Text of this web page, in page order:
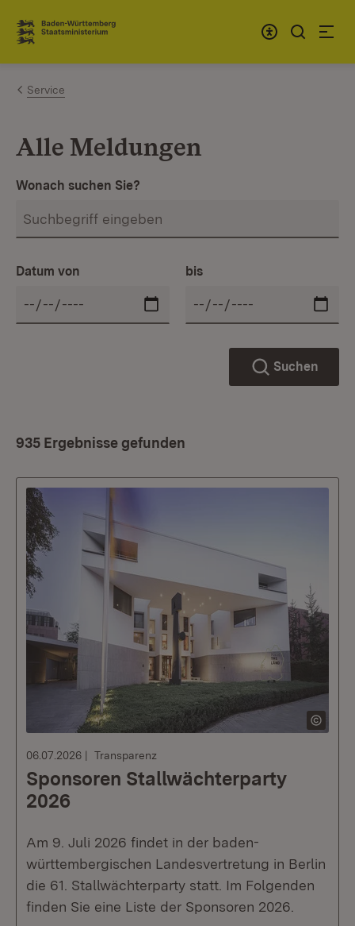
Zum Inhalt springen
Link zur Startseite
Service
Alle Meldungen
Wonach suchen Sie?
Datum von bis
Suchen
935 Ergebnisse gefunden
06.07.2026 Transparenz
Sponsoren Stallwächterparty
2026
Am 9. Juli 2026 findet in der baden-
württembergischen Landesvertretung in Berlin
die 61. Stallwächterparty statt. Im Folgenden
finden Sie eine Liste der Sponsoren 2026.